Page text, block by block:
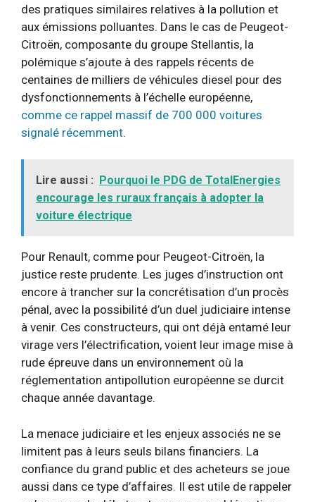
des pratiques similaires relatives à la pollution et
aux émissions polluantes. Dans le cas de Peugeot-
Citroën, composante du groupe Stellantis, la
polémique s’ajoute à des rappels récents de
centaines de milliers de véhicules diesel pour des
dysfonctionnements à l’échelle européenne,
comme ce rappel massif de 700 000 voitures
signalé récemment.
Lire aussi : Pourquoi le PDG de TotalEnergies
encourage les ruraux français à adopter la
voiture électrique
Pour Renault, comme pour Peugeot-Citroën, la
justice reste prudente. Les juges d’instruction ont
encore à trancher sur la concrétisation d’un procès
pénal, avec la possibilité d’un duel judiciaire intense
à venir. Ces constructeurs, qui ont déjà entamé leur
virage vers l’électrification, voient leur image mise à
rude épreuve dans un environnement où la
réglementation antipollution européenne se durcit
chaque année davantage.
La menace judiciaire et les enjeux associés ne se
limitent pas à leurs seuls bilans financiers. La
confiance du grand public et des acheteurs se joue
aussi dans ce type d’affaires. Il est utile de rappeler